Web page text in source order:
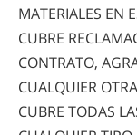
MATERIALES EN
CUBRE
CONTRATO,
CUALQUIER
CUBRE TODAS